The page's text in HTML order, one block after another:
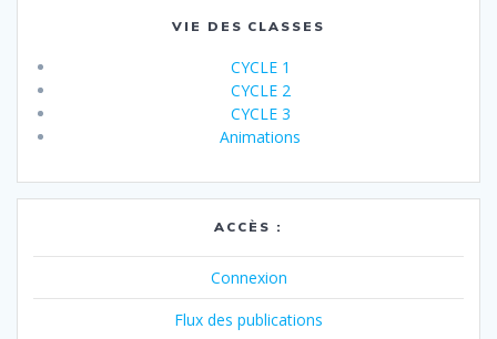
VIE DES CLASSES
CYCLE 1
CYCLE 2
CYCLE 3
Animations
ACCÈS :
Connexion
Flux des publications